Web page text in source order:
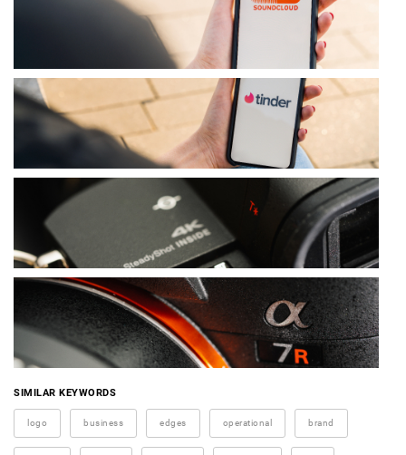
SIMILAR KEYWORDS
logo business edges operational brand